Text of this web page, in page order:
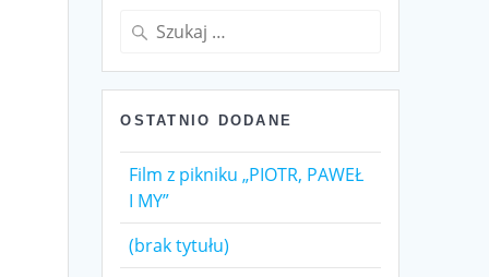
Szukaj:
OSTATNIO DODANE
Film z pikniku „PIOTR, PAWEŁ
I MY”
(brak tytułu)